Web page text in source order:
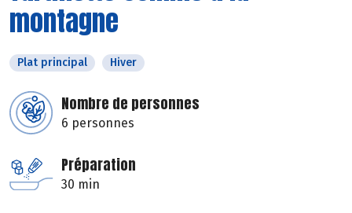
montagne
Plat principal Hiver
Nombre de personnes
6 personnes
Préparation
30 min